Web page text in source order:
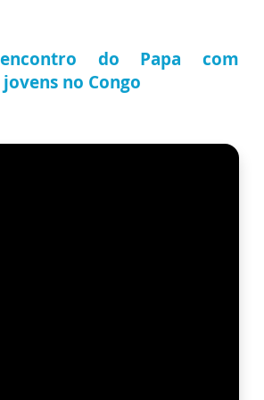
do Papa com
no Congo